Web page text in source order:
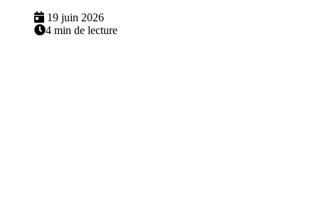
19 juin 2026
4 min de lecture